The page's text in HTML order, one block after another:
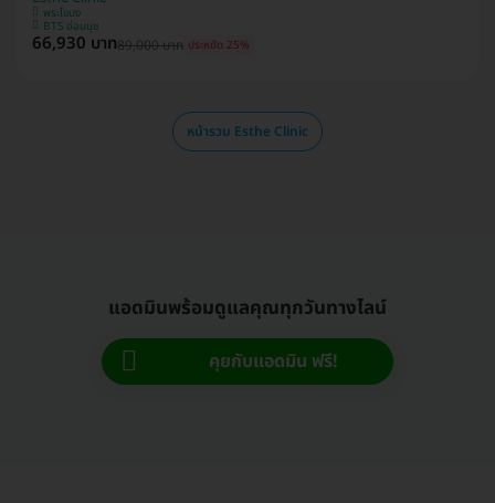
พระโขนง
BTS อ่อนนุช
66,930 บาท89,000 บาท ประหยัด 25%
หน้ารวม Esthe Clinic
แอดมินพร้อมดูแลคุณทุกวันทางไลน์
คุยกับแอดมิน ฟรี!